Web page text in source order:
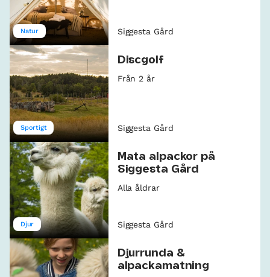
Natur Siggesta Gård
Sportigt
Discgolf
Från 2 år
Siggesta Gård
Djur
Mata alpackor på
Siggesta Gård
Alla åldrar
Siggesta Gård
Djurrunda &
alpackamatning